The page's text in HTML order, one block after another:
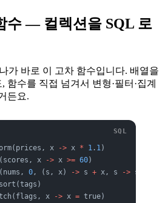
수 — 컬렉션을 SQL 로
가 바로 이 고차 함수입니다. 배열을
함수를 직접 넘겨서 변형·필터·집계
든요.
x
-> x * 1 . 1
(scores, x -> x >= 60
0, (s, x) -> s + x, s ->
x
-> x =